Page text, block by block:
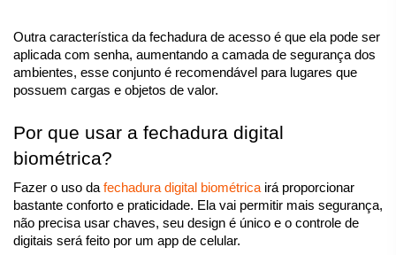
Outra característica da fechadura de acesso é que ela pode ser
aplicada com senha, aumentando a camada de segurança dos
ambientes, esse conjunto é recomendável para lugares que
possuem cargas e objetos de valor.
Por que usar a fechadura digital
biométrica?
Fazer o uso da fechadura digital biométrica irá proporcionar
bastante conforto e praticidade. Ela vai permitir mais segurança,
não precisa usar chaves, seu design é único e o controle de
digitais será feito por um app de celular.